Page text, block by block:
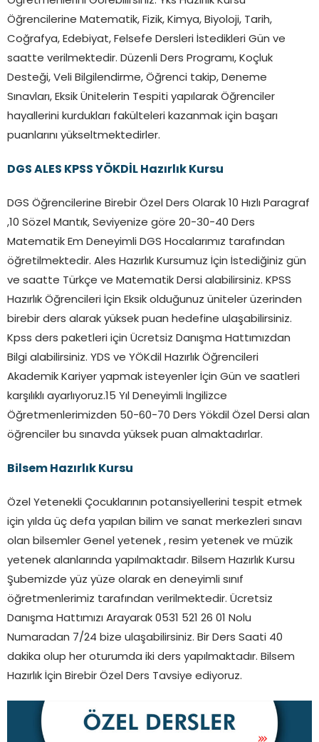
Öğrencilerine Matematik, Fizik, Kimya, Biyoloji, Tarih,
Coğrafya, Edebiyat, Felsefe Dersleri İstedikleri Gün ve
saatte verilmektedir. Düzenli Ders Programı, Koçluk
Desteği, Veli Bilgilendirme, Öğrenci takip, Deneme
Sınavları, Eksik Ünitelerin Tespiti yapılarak Öğrenciler
hayallerini kurdukları fakülteleri kazanmak için başarı
puanlarını yükseltmektedirler.
DGS ALES KPSS YÖKDİL Hazırlık Kursu
DGS Öğrencilerine Birebir Özel Ders Olarak 10 Hızlı Paragraf
,10 Sözel Mantık, Seviyenize göre 20-30-40 Ders
Matematik Em Deneyimli DGS Hocalarımız tarafından
öğretilmektedir. Ales Hazırlık Kursumuz İçin İstediğiniz gün
ve saatte Türkçe ve Matematik Dersi alabilirsiniz. KPSS
Hazırlık Öğrencileri İçin Eksik olduğunuz üniteler üzerinden
birebir ders alarak yüksek puan hedefine ulaşabilirsiniz.
Kpss ders paketleri için Ücretsiz Danışma Hattımızdan
Bilgi alabilirsiniz. YDS ve YÖKdil Hazırlık Öğrencileri
Akademik Kariyer yapmak isteyenler İçin Gün ve saatleri
karşılıklı ayarlıyoruz.15 Yıl Deneyimli İngilizce
Öğretmenlerimizden 50-60-70 Ders Yökdil Özel Dersi alan
öğrenciler bu sınavda yüksek puan almaktadırlar.
Bilsem Hazırlık Kursu
Özel Yetenekli Çocuklarının potansiyellerini tespit etmek
için yılda üç defa yapılan bilim ve sanat merkezleri sınavı
olan bilsemler Genel yetenek , resim yetenek ve müzik
yetenek alanlarında yapılmaktadır. Bilsem Hazırlık Kursu
Şubemizde yüz yüze olarak en deneyimli sınıf
öğretmenlerimiz tarafından verilmektedir. Ücretsiz
Danışma Hattımızı Arayarak 0531 521 26 01 Nolu
Numaradan 7/24 bize ulaşabilirsiniz. Bir Ders Saati 40
dakika olup her oturumda iki ders yapılmaktadır. Bilsem
Hazırlık İçin Birebir Özel Ders Tavsiye ediyoruz.